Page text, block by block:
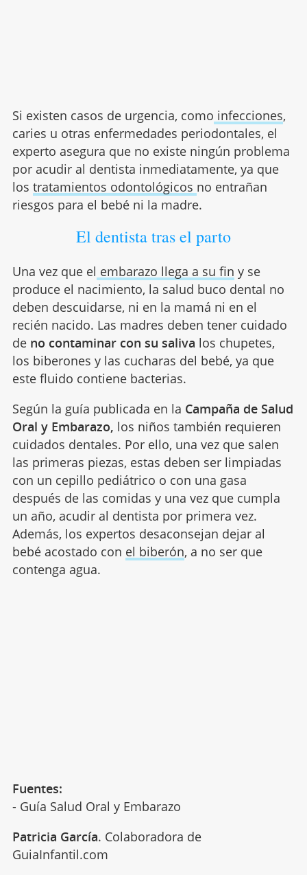
Si existen casos de urgencia, como infecciones,
caries u otras enfermedades periodontales, el
experto asegura que no existe ningún problema
por acudir al dentista inmediatamente, ya que
los tratamientos odontológicos no entrañan
riesgos para el bebé ni la madre.
El dentista tras el parto
Una vez que el embarazo llega a su fin y se
produce el nacimiento, la salud buco dental no
deben descuidarse, ni en la mamá ni en el
recién nacido. Las madres deben tener cuidado
de no contaminar con su saliva los chupetes,
los biberones y las cucharas del bebé, ya que
este fluido contiene bacterias.
Según la guía publicada en la Campaña de Salud
Oral y Embarazo, los niños también requieren
cuidados dentales. Por ello, una vez que salen
las primeras piezas, estas deben ser limpiadas
con un cepillo pediátrico o con una gasa
después de las comidas y una vez que cumpla
un año, acudir al dentista por primera vez.
Además, los expertos desaconsejan dejar al
bebé acostado con el biberón, a no ser que
contenga agua.
Fuentes:
- Guía Salud Oral y Embarazo
Patricia García. Colaboradora de
GuiaInfantil.com